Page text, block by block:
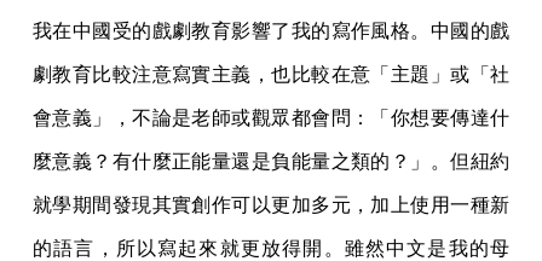
我在中國受的戲劇教育影響了我的寫作風格。中國的戲
劇教育比較注意寫實主義，也比較在意「主題」或「社
會意義」，不論是老師或觀眾都會問：「你想要傳達什
麼意義？有什麼正能量還是負能量之類的？」。但紐約
就學期間發現其實創作可以更加多元，加上使用一種新
的語言，所以寫起來就更放得開。雖然中文是我的母